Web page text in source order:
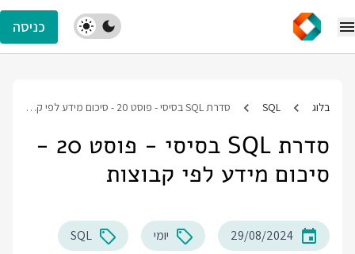
כניסה
בלוג SQL סדרת SQL בסיסי - פוסט 20 - סיכום מידע לפי קבוצות
סדרת SQL בסיסי - פוסט 20 -
סיכום מידע לפי קבוצות
29/08/2024 יומי SQL